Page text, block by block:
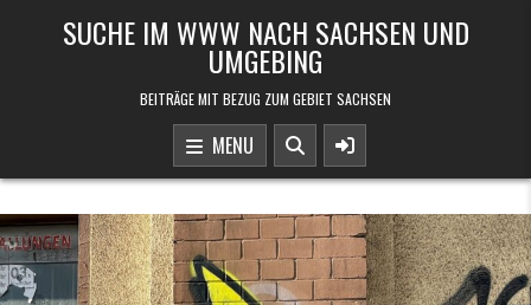
SUCHE IM WWW NACH SACHSEN UND
UMGEBING
BEITRÄGE MIT BEZUG ZUM GEBIET SACHSEN
MENU